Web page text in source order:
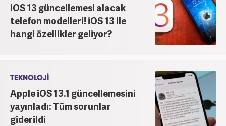
iOS 13 güncellemesi alacak
telefon modelleri! iOS 13 ile
hangi özellikler geliyor?
TEKNOLOJİ
Apple iOS 13.1 güncellemesini
yayınladı: Tüm sorunlar
giderildi